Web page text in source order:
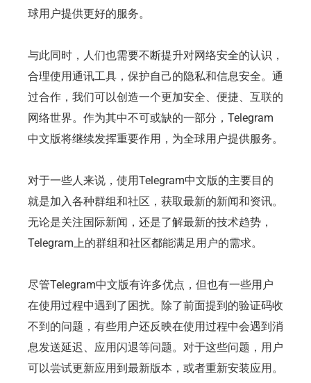
球用户提供更好的服务。
与此同时，人们也需要不断提升对网络安全的认识，
合理使用通讯工具，保护自己的隐私和信息安全。通
过合作，我们可以创造一个更加安全、便捷、互联的
网络世界。作为其中不可或缺的一部分，Telegram
中文版将继续发挥重要作用，为全球用户提供服务。
对于一些人来说，使用Telegram中文版的主要目的
就是加入各种群组和社区，获取最新的新闻和资讯。
无论是关注国际新闻，还是了解最新的技术趋势，
Telegram上的群组和社区都能满足用户的需求。
尽管Telegram中文版有许多优点，但也有一些用户
在使用过程中遇到了困扰。除了前面提到的验证码收
不到的问题，有些用户还反映在使用过程中会遇到消
息发送延迟、应用闪退等问题。对于这些问题，用户
可以尝试更新应用到最新版本，或者重新安装应用。